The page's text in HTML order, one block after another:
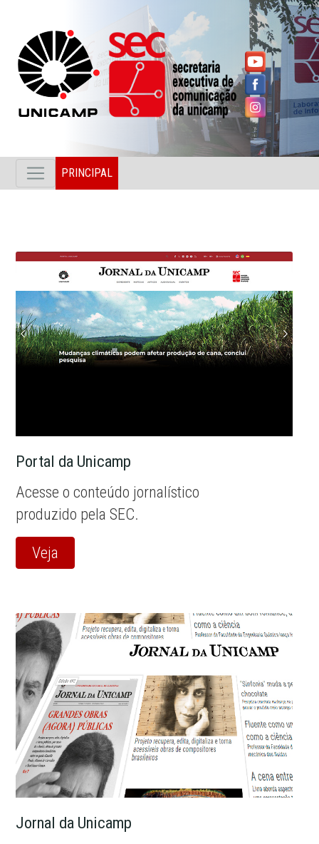
PRINCIPAL
Portal da Unicamp
Acesse o conteúdo jornalístico
produzido pela SEC.
Veja
Jornal da Unicamp